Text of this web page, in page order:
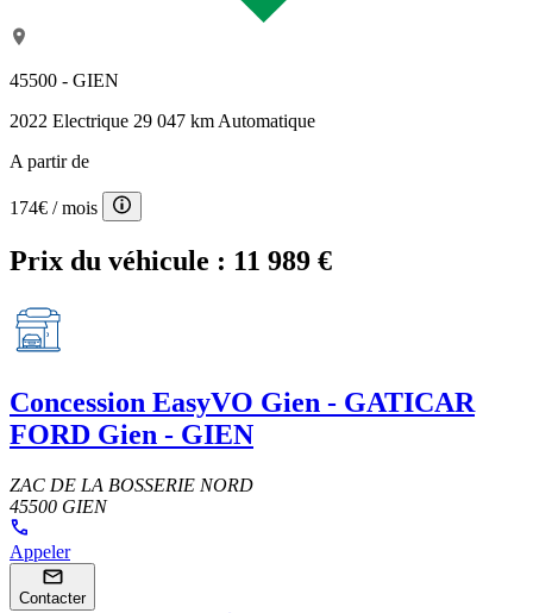
45500 - GIEN
2022 Electrique 29 047 km Automatique
A partir de
174€ / mois
Prix du véhicule : 11 989 €
Concession EasyVO Gien - GATICAR
FORD Gien - GIEN
ZAC DE LA BOSSERIE NORD
45500 GIEN
Appeler
Contacter